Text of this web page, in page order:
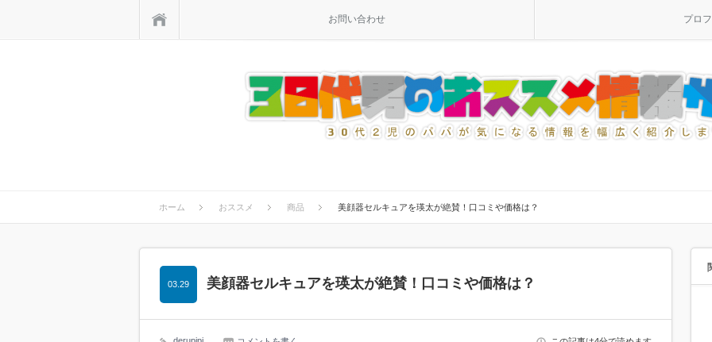
お問い合わせ プロ
ホーム おススメ 商品 美顔器セルキュアを瑛太が絶賛！口コミや価格は？
美顔器セルキュアを瑛太が絶賛！口コミや価格は？
03.29